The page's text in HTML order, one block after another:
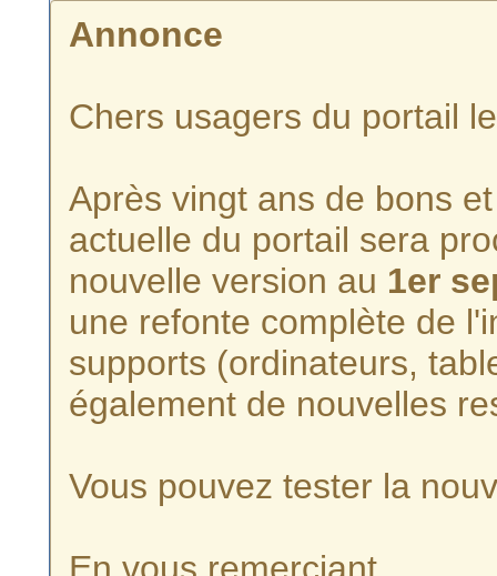
Annonce
Chers usagers du portail
Après vingt ans de bons
actuelle du portail sera
nouvelle version au 1er
une refonte complète de
supports (ordinateurs,
également de nouvelles
Vous pouvez tester la